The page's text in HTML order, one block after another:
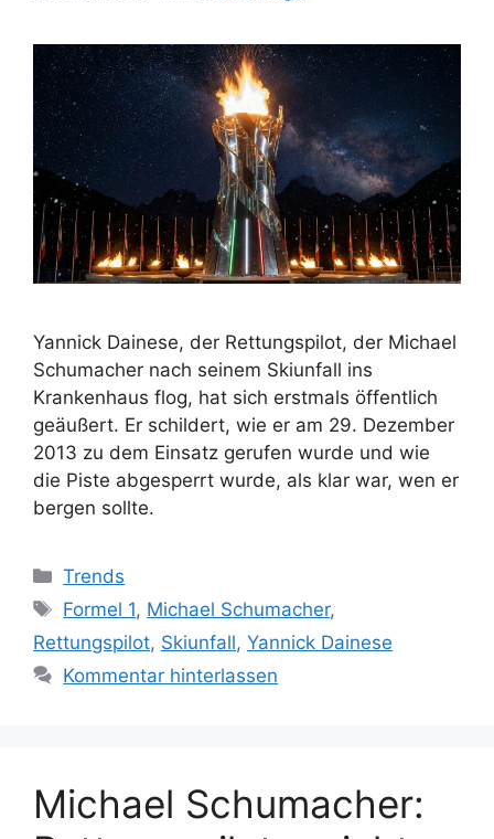
Yannick Dainese, der Rettungspilot, der Michael
Schumacher nach seinem Skiunfall ins
Krankenhaus flog, hat sich erstmals öffentlich
geäußert. Er schildert, wie er am 29. Dezember
2013 zu dem Einsatz gerufen wurde und wie
die Piste abgesperrt wurde, als klar war, wen er
bergen sollte.
Kategorien
Trends
Schlagwörter
Formel 1, Michael Schumacher,
Rettungspilot, Skiunfall, Yannick Dainese
Kommentar hinterlassen
Michael Schumacher: